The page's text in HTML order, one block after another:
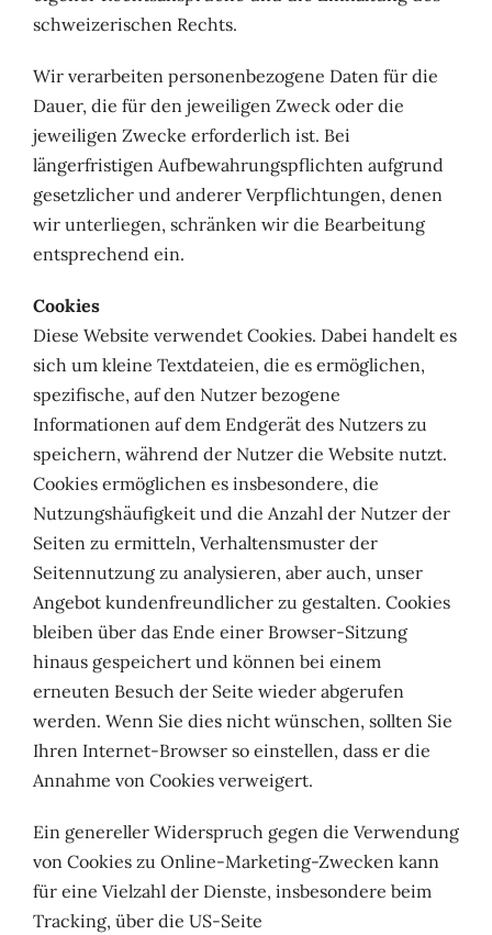
schweizerischen Rechts.
Wir verarbeiten personenbezogene Daten für die
Dauer, die für den jeweiligen Zweck oder die
jeweiligen Zwecke erforderlich ist. Bei
längerfristigen Aufbewahrungspflichten aufgrund
gesetzlicher und anderer Verpflichtungen, denen
wir unterliegen, schränken wir die Bearbeitung
entsprechend ein.
Cookies
Diese Website verwendet Cookies. Dabei handelt es
sich um kleine Textdateien, die es ermöglichen,
spezifische, auf den Nutzer bezogene
Informationen auf dem Endgerät des Nutzers zu
speichern, während der Nutzer die Website nutzt.
Cookies ermöglichen es insbesondere, die
Nutzungshäufigkeit und die Anzahl der Nutzer der
Seiten zu ermitteln, Verhaltensmuster der
Seitennutzung zu analysieren, aber auch, unser
Angebot kundenfreundlicher zu gestalten. Cookies
bleiben über das Ende einer Browser-Sitzung
hinaus gespeichert und können bei einem
erneuten Besuch der Seite wieder abgerufen
werden. Wenn Sie dies nicht wünschen, sollten Sie
Ihren Internet-Browser so einstellen, dass er die
Annahme von Cookies verweigert.
Ein genereller Widerspruch gegen die Verwendung
von Cookies zu Online-Marketing-Zwecken kann
für eine Vielzahl der Dienste, insbesondere beim
Tracking, über die US-Seite